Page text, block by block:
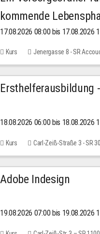
kommende
17.08.2026 08:00 bis 17.08.2026
Kurs Jenergasse 8 - SR
Ersthelferausbildung
18.08.2026 06:00 bis 18.08.2026
Kurs Carl-Zeiß-Straße 3 - SR
Adobe Indesign
19.08.2026 07:00 bis 19.08.2026